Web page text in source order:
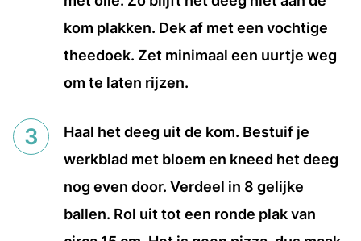
kom plakken. Dek af met een vochtige
theedoek. Zet minimaal een uurtje weg
om te laten rijzen.
Haal het deeg uit de kom. Bestuif je
werkblad met bloem en kneed het deeg
nog even door. Verdeel in 8 gelijke
ballen. Rol uit tot een ronde plak van